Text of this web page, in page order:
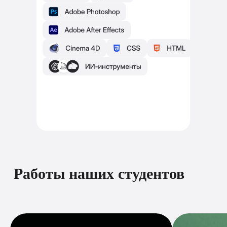
Работы наших студентов